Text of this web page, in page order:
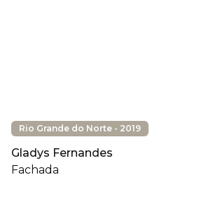
Rio Grande do Norte - 2019
Gladys Fernandes
Fachada